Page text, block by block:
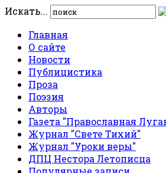
Искать...
Главная
О сайте
Новости
Публицистика
Проза
Поэзия
Авторы
Газета "Православная
Журнал "Свете Тихий"
Журнал "Уроки веры"
ДПЦ Нестора Летописца